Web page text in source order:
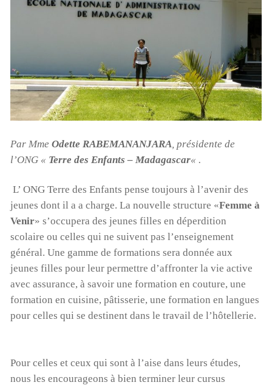
Par Mme Odette RABEMANANJARA , présidente de
l’ONG « Terre des Enfants – Madagascar« .
L’ ONG Terre des Enfants pense toujours à l’avenir des
jeunes dont il a a charge. La nouvelle structure «Femme à
Venir» s’occupera des jeunes filles en déperdition
scolaire ou celles qui ne suivent pas l’enseignement
général. Une gamme de formations sera donnée aux
jeunes filles pour leur permettre d’affronter la vie active
avec assurance, à savoir une formation en couture, une
formation en cuisine, pâtisserie, une formation en langues
pour celles qui se destinent dans le travail de l’hôtellerie.
Pour celles et ceux qui sont à l’aise dans leurs études,
nous les encourageons à bien terminer leur cursus